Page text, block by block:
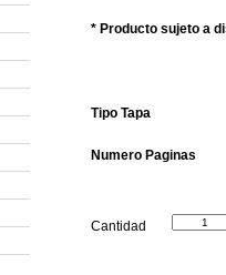
* Producto sujeto a
Tipo Tapa
Numero Paginas
Cantidad